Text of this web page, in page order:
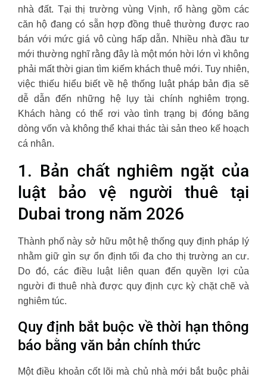
nhà đất. Tại thị trường vùng Vịnh, rổ hàng gồm các
căn hộ đang có sẵn hợp đồng thuê thường được rao
bán với mức giá vô cùng hấp dẫn. Nhiều nhà đầu tư
mới thường nghĩ rằng đây là một món hời lớn vì không
phải mất thời gian tìm kiếm khách thuê mới. Tuy nhiên,
việc thiếu hiểu biết về hệ thống luật pháp bản địa sẽ
dễ dẫn đến những hệ lụy tài chính nghiêm trọng.
Khách hàng có thể rơi vào tình trạng bị đóng băng
dòng vốn và không thể khai thác tài sản theo kế hoạch
cá nhân.
1. Bản chất nghiêm ngặt của
luật bảo vệ người thuê tại
Dubai trong năm 2026
Thành phố này sở hữu một hệ thống quy định pháp lý
nhằm giữ gìn sự ổn định tối đa cho thị trường an cư.
Do đó, các điều luật liên quan đến quyền lợi của
người đi thuê nhà được quy định cực kỳ chặt chẽ và
nghiêm túc.
Quy định bắt buộc về thời hạn thông
báo bằng văn bản chính thức
Một điều khoản cốt lõi mà chủ nhà mới bắt buộc phải